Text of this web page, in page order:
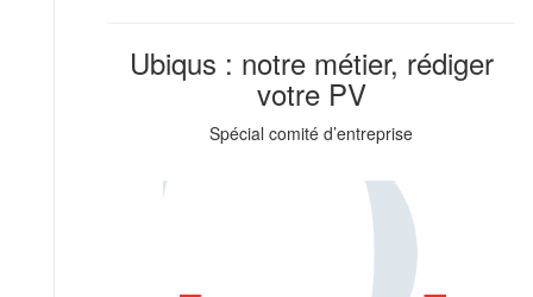
Ubiqus : notre métier, rédiger
votre PV
Spécial comité d’entreprise